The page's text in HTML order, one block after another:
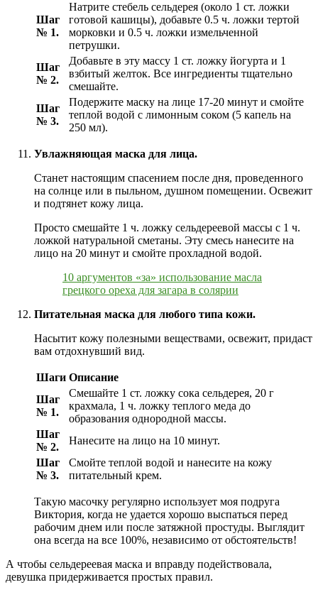
Шаг
№ 1.
Натрите стебель сельдерея (около 1 ст. ложки
готовой кашицы), добавьте 0.5 ч. ложки тертой
морковки и 0.5 ч. ложки измельченной
петрушки.
Шаг
№ 2.
Добавьте в эту массу 1 ст. ложку йогурта и 1
взбитый желток. Все ингредиенты тщательно
смешайте.
Шаг
№ 3.
Подержите маску на лице 17-20 минут и смойте
теплой водой с лимонным соком (5 капель на
250 мл).
Увлажняющая маска для лица.
Станет настоящим спасением после дня, проведенного
на солнце или в пыльном, душном помещении. Освежит
и подтянет кожу лица.
Просто смешайте 1 ч. ложку сельдереевой массы с 1 ч.
ложкой натуральной сметаны. Эту смесь нанесите на
лицо на 20 минут и смойте прохладной водой.
10 аргументов «за» использование масла
грецкого ореха для загара в солярии
Питательная маска для любого типа кожи.
Насытит кожу полезными веществами, освежит, придаст
вам отдохнувший вид.
Шаги Описание
Шаг
№ 1.
Смешайте 1 ст. ложку сока сельдерея, 20 г
крахмала, 1 ч. ложку теплого меда до
образования однородной массы.
Шаг
№ 2.
Нанесите на лицо на 10 минут.
Шаг
№ 3.
Смойте теплой водой и нанесите на кожу
питательный крем.
Такую масочку регулярно использует моя подруга
Виктория, когда не удается хорошо выспаться перед
рабочим днем или после затяжной простуды. Выглядит
она всегда на все 100%, независимо от обстоятельств!
А чтобы сельдереевая маска и вправду подействовала,
девушка придерживается простых правил.